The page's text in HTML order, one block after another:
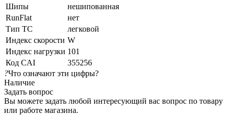
Шипы
нешипованная
RunFlat
нет
Тип ТС
легковой
Индекс скорости W
Индекс нагрузки 101
Код CAI
355256
?Что означают эти цифры?
Наличие
Задать вопрос
Вы можете задать любой интересующий вас вопрос по товару
или работе магазина.